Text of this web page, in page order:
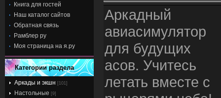
Книга для гостей
Наш каталог сайтов
Обратная связь
Рамблер ру
Моя страница на я.ру
Категории раздела
Аркады и экшн [101]
Настольные [9]
Аркадный
авиасимулятор
для будущих
асов. Учитесь
летать вместе с